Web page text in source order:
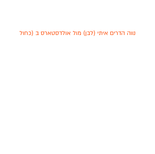
נווה הדרים איתי (לבן) מול אולדסטארס ב (כחול